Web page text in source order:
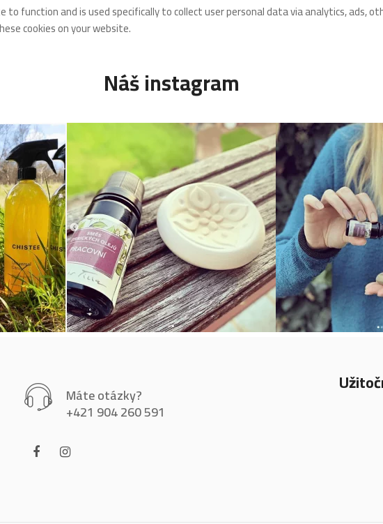
function and is used specifically to collect user personal data via analytics, ads,
cookies on your website.
Náš instagram
Máte otázky?
+421 904 260 591